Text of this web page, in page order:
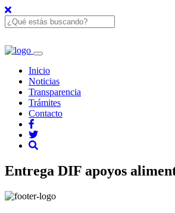
Inicio
Noticias
Transparencia
Trámites
Contacto
Entrega DIF apoyos